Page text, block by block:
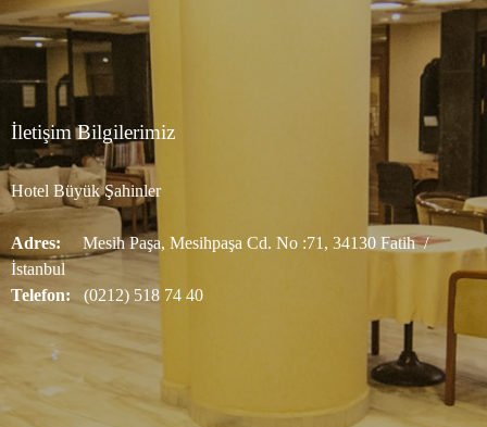
İletişim Bilgilerimiz
Hotel Büyük Şahinler
Adres:
Mesih Paşa, Mesihpaşa Cd. No :71, 34130 Fatih /
İstanbul
Telefon: (0212) 518 74 40